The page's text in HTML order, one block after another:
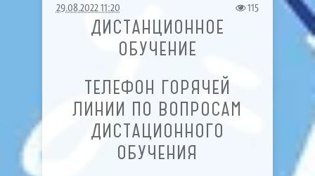
29.08.2022 11:20 115
ДИСТАНЦИОННОЕ
ОБУЧЕНИЕ
ТЕЛЕФОН ГОРЯЧЕЙ
ЛИНИИ ПО ВОПРОСАМ
ДИСТАЦИОННОГО
ОБУЧЕНИЯ